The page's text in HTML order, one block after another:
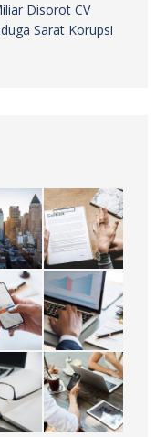
Disorot CV
Sarat Korupsi